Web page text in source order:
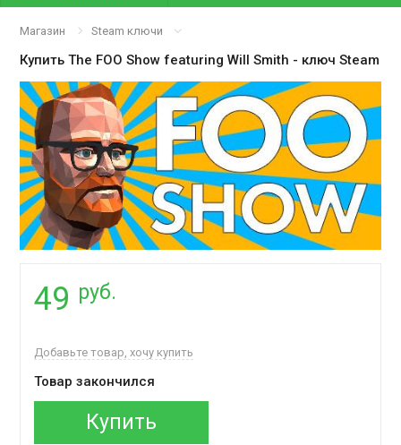
Магазин Steam ключи
КупитьThe FOO Show featuring Will Smith - ключ Steam
49 руб.
Добавьте товар, хочу купить
Товар закончился
Купить